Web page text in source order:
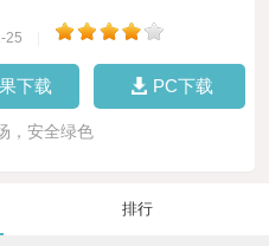
25
下载 PC下载
，安全绿色
排行